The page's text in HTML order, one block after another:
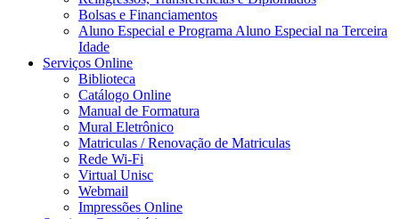
Bolsas e Financiamentos
Aluno Especial e Programa Aluno Especial na Terceira
Idade
Serviços Online
Biblioteca
Catálogo Online
Manual de Formatura
Mural Eletrônico
Matriculas / Renovação de Matriculas
Rede Wi-Fi
Virtual Unisc
Webmail
Impressões Online